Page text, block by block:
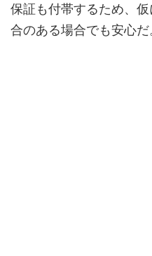
保証も付帯するため、
合のある場合でも安心だ